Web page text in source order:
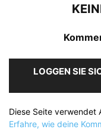
LOGGEN SIE
Diese Seite verwendet
Erfahre, wie deine